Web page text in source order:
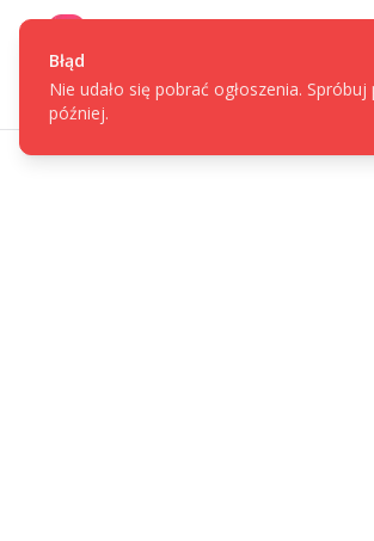
Błąd
Nie udało się pobrać ogłoszenia.
później.